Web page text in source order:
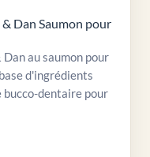
Dan Saumon pour
au saumon pour
d'ingrédients
bucco-dentaire pour